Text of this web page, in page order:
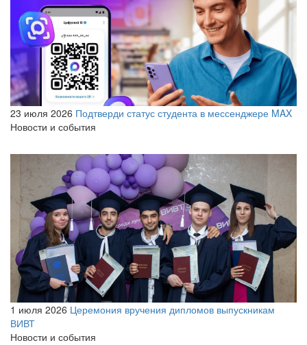
23 июля 2026 Подтверди статус студента в мессенджере MAX
Новости и события
1 июля 2026 Церемония вручения дипломов выпускникам
ВИВТ
Новости и события